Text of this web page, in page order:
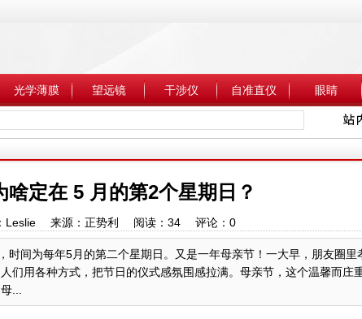
光学薄膜 望远镜 干涉仪 自准直仪 眼睛
定在 5 月的第2个星期日？
Leslie 来源：正势利 阅读： 34 评论： 0
间为每年5月的第二个星期日。又是一年母亲节！一大早，朋友圈里
用各种方式，把节日的仪式感氛围感拉满。母亲节，这个温馨而庄
...